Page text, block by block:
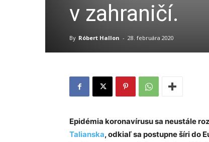
v zahraničí.
By Róbert Hallon - 28. februára 2020
Epidémia koronavírusu sa neustále
Talianska, odkiaľ sa postupne šíri do